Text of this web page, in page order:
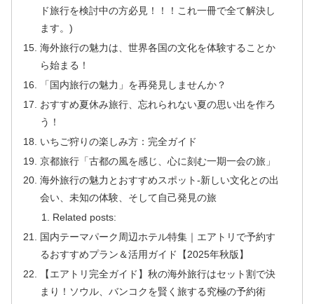
ド旅行を検討中の方必見！！！これ一冊で全て解決し
ます。)
海外旅行の魅力は、世界各国の文化を体験することか
ら始まる！
「国内旅行の魅力」を再発見しませんか？
おすすめ夏休み旅行、忘れられない夏の思い出を作ろ
う！
いちご狩りの楽しみ方：完全ガイド
京都旅行「古都の風を感じ、心に刻む一期一会の旅」
海外旅行の魅力とおすすめスポット-新しい文化との出
会い、未知の体験、そして自己発見の旅
Related posts:
国内テーマパーク周辺ホテル特集｜エアトリで予約す
るおすすめプラン＆活用ガイド【2025年秋版】
【エアトリ完全ガイド】秋の海外旅行はセット割で決
まり！ソウル、バンコクを賢く旅する究極の予約術